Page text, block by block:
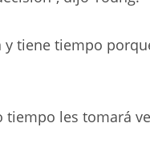
tiene tiempo
tiempo les tomará